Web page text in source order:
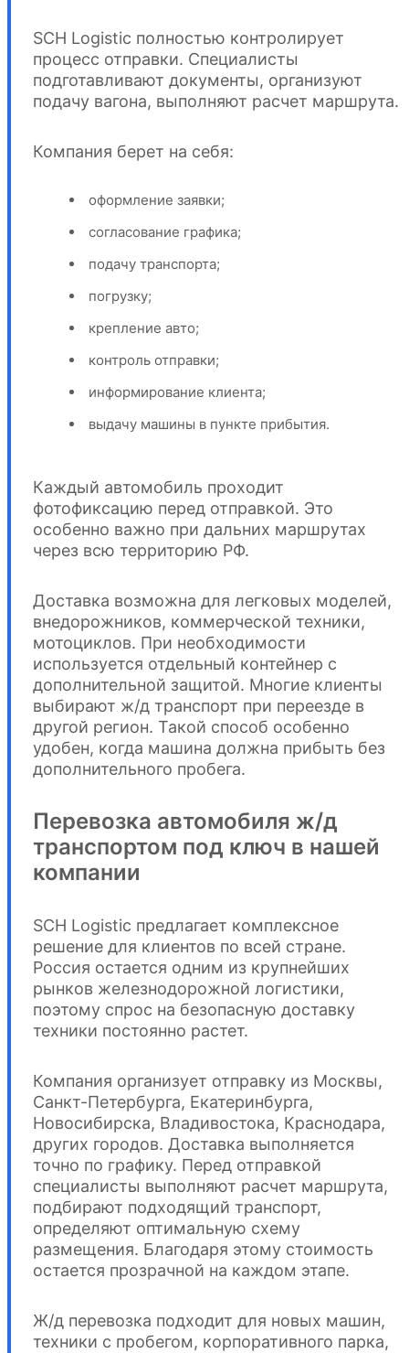
SCH Logistic полностью контролирует
процесс отправки. Специалисты
подготавливают документы, организуют
подачу вагона, выполняют расчет маршрута.
Компания берет на себя:
оформление заявки;
согласование графика;
подачу транспорта;
погрузку;
крепление авто;
контроль отправки;
информирование клиента;
выдачу машины в пункте прибытия.
Каждый автомобиль проходит
фотофиксацию перед отправкой. Это
особенно важно при дальних маршрутах
через всю территорию РФ.
Доставка возможна для легковых моделей,
внедорожников, коммерческой техники,
мотоциклов. При необходимости
используется отдельный контейнер с
дополнительной защитой. Многие клиенты
выбирают ж/д транспорт при переезде в
другой регион. Такой способ особенно
удобен, когда машина должна прибыть без
дополнительного пробега.
Перевозка автомобиля ж/д
транспортом под ключ в нашей
компании
SCH Logistic предлагает комплексное
решение для клиентов по всей стране.
Россия остается одним из крупнейших
рынков железнодорожной логистики,
поэтому спрос на безопасную доставку
техники постоянно растет.
Компания организует отправку из Москвы,
Санкт-Петербурга, Екатеринбурга,
Новосибирска, Владивостока, Краснодара,
других городов. Доставка выполняется
точно по графику. Перед отправкой
специалисты выполняют расчет маршрута,
подбирают подходящий транспорт,
определяют оптимальную схему
размещения. Благодаря этому стоимость
остается прозрачной на каждом этапе.
Ж/д перевозка подходит для новых машин,
техники с пробегом, корпоративного парка,